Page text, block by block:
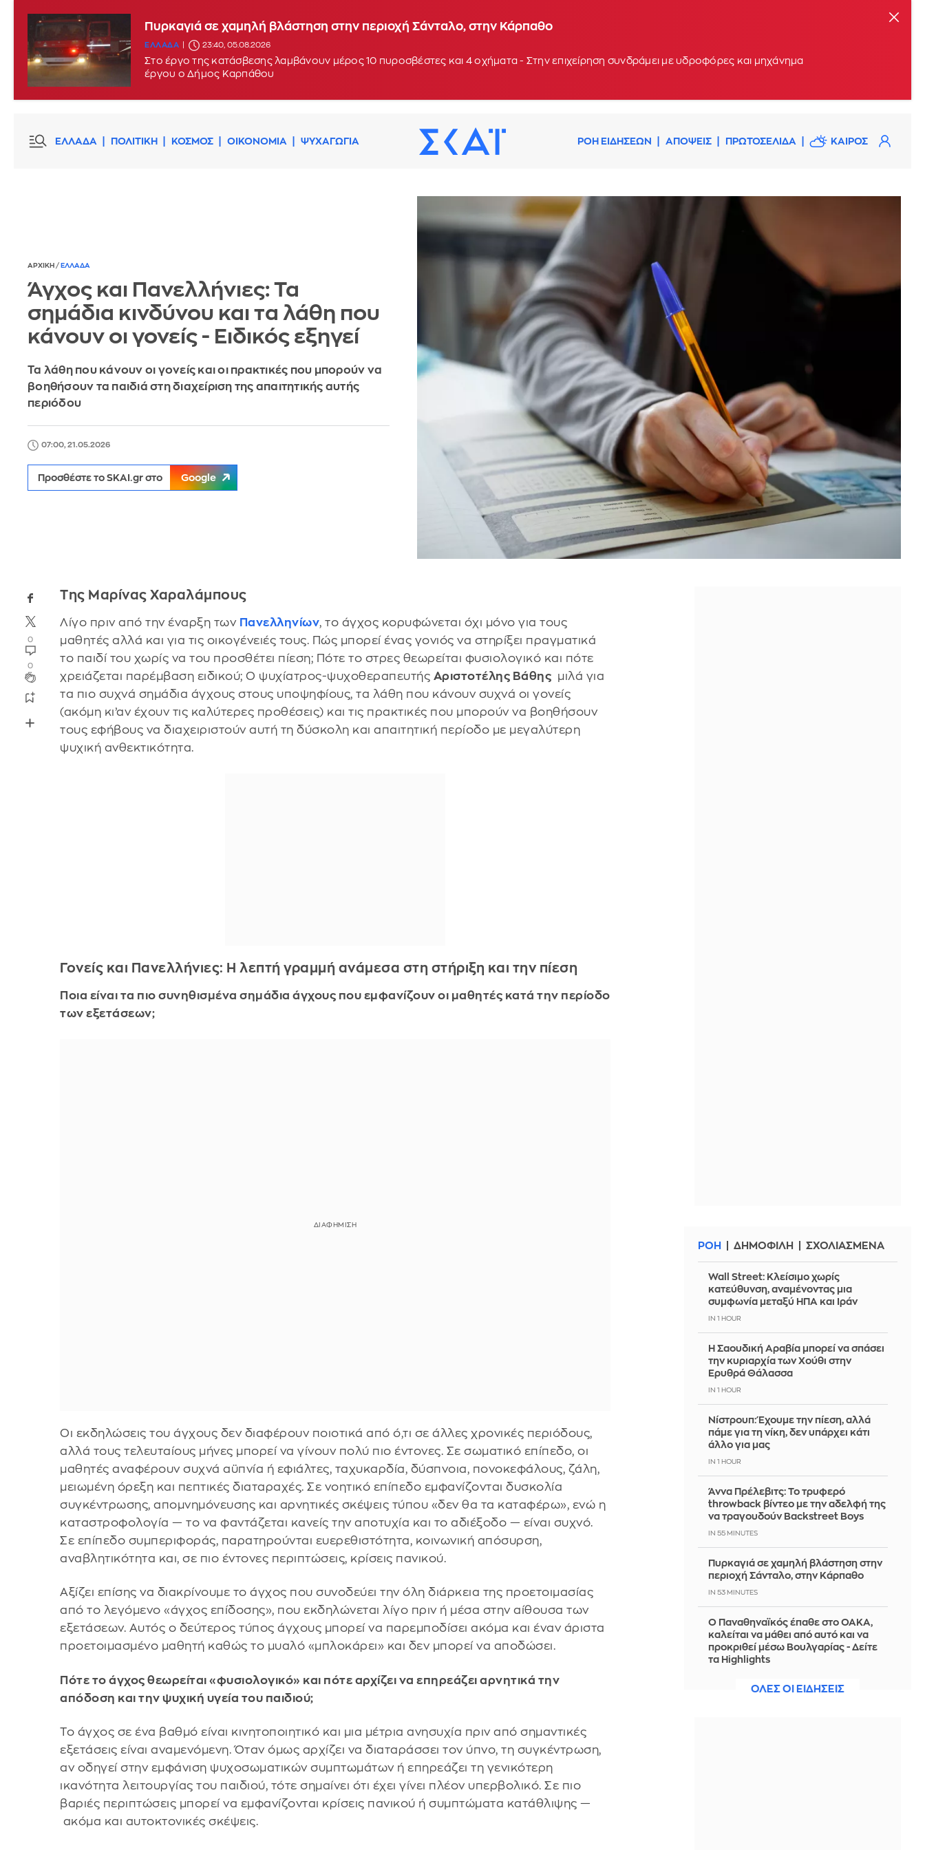
Πυρκαγιά σε χαμηλή βλάστηση στην περιοχή Σάνταλο, στην Κάρπαθο
ΕΛΛΑΔΑ 23:40, 05.08.2026
Στο έργο της κατάσβεσης λαμβάνουν μέρος 10 πυροσβέστες και 4 οχήματα - Στην επιχείρηση συνδράμει με υδροφόρες και μηχάνημα
έργου ο Δήμος Καρπάθου
ΕΛΛΑΔΑ ΠΟΛΙΤΙΚΗ ΚΟΣΜΟΣ ΟΙΚΟΝΟΜΙΑ ΨΥΧΑΓΩΓΙΑ ΡΟΗ ΕΙΔΗΣΕΩΝ ΑΠΟΨΕΙΣ ΠΡΩΤΟΣΕΛΙΔΑ ΚΑΙΡΟΣ
ΑΡΧΙΚΗ / ΕΛΛΑΔΑ
Άγχος και Πανελλήνιες: Τα
σημάδια κινδύνου και τα λάθη που
κάνουν οι γονείς - Ειδικός εξηγεί
Τα λάθη που κάνουν οι γονείς και οι πρακτικές που μπορούν να
βοηθήσουν τα παιδιά στη διαχείριση της απαιτητικής αυτής
περιόδου
07:00, 21.05.2026
Προσθέστε το SKAI.gr στο Google
0
0
Της Μαρίνας Χαραλάμπους
Λίγο πριν από την έναρξη των Πανελληνίων, το άγχος κορυφώνεται όχι μόνο για τους
μαθητές αλλά και για τις οικογένειές τους. Πώς μπορεί ένας γονιός να στηρίξει πραγματικά
το παιδί του χωρίς να του προσθέτει πίεση; Πότε το στρες θεωρείται φυσιολογικό και πότε
χρειάζεται παρέμβαση ειδικού; Ο ψυχίατρος-ψυχοθεραπευτής Αριστοτέλης Βάθης μιλά για
τα πιο συχνά σημάδια άγχους στους υποψηφίους, τα λάθη που κάνουν συχνά οι γονείς
(ακόμη κι’αν έχουν τις καλύτερες προθέσεις) και τις πρακτικές που μπορούν να βοηθήσουν
τους εφήβους να διαχειριστούν αυτή τη δύσκολη και απαιτητική περίοδο με μεγαλύτερη
ψυχική ανθεκτικότητα.
Γονείς και Πανελλήνιες: Η λεπτή γραμμή ανάμεσα στη στήριξη και την πίεση
Ποια είναι τα πιο συνηθισμένα σημάδια άγχους που εμφανίζουν οι μαθητές κατά την περίοδο
των εξετάσεων;
Οι εκδηλώσεις του άγχους δεν διαφέρουν ποιοτικά από ό,τι σε άλλες χρονικές περιόδους,
αλλά τους τελευταίους μήνες μπορεί να γίνουν πολύ πιο έντονες. Σε σωματικό επίπεδο, οι
μαθητές αναφέρουν συχνά αϋπνία ή εφιάλτες, ταχυκαρδία, δύσπνοια, πονοκεφάλους, ζάλη,
μειωμένη όρεξη και πεπτικές διαταραχές. Σε νοητικό επίπεδο εμφανίζονται δυσκολία
συγκέντρωσης, απομνημόνευσης και αρνητικές σκέψεις τύπου «δεν θα τα καταφέρω», ενώ η
καταστροφολογία — το να φαντάζεται κανείς την αποτυχία και το αδιέξοδο — είναι συχνό.
Σε επίπεδο συμπεριφοράς, παρατηρούνται ευερεθιστότητα, κοινωνική απόσυρση,
αναβλητικότητα και, σε πιο έντονες περιπτώσεις, κρίσεις πανικού.
Αξίζει επίσης να διακρίνουμε το άγχος που συνοδεύει την όλη διάρκεια της προετοιμασίας
από το λεγόμενο «άγχος επίδοσης», που εκδηλώνεται λίγο πριν ή μέσα στην αίθουσα των
εξετάσεων. Αυτός ο δεύτερος τύπος άγχους μπορεί να παρεμποδίσει ακόμα και έναν άριστα
προετοιμασμένο μαθητή καθώς το μυαλό «μπλοκάρει» και δεν μπορεί να αποδώσει.
Πότε το άγχος θεωρείται «φυσιολογικό» και πότε αρχίζει να επηρεάζει αρνητικά την
απόδοση και την ψυχική υγεία του παιδιού;
Το άγχος σε ένα βαθμό είναι κινητοποιητικό και μια μέτρια ανησυχία πριν από σημαντικές
εξετάσεις είναι αναμενόμενη. Όταν όμως αρχίζει να διαταράσσει τον ύπνο, τη συγκέντρωση,
αν οδηγεί στην εμφάνιση ψυχοσωματικών συμπτωμάτων ή επηρεάζει τη γενικότερη
ικανότητα λειτουργίας του παιδιού, τότε σημαίνει ότι έχει γίνει πλέον υπερβολικό. Σε πιο
βαριές περιπτώσεις μπορεί να εμφανίζονται κρίσεις πανικού ή συμπτώματα κατάθλιψης —
ακόμα και αυτοκτονικές σκέψεις.
ΡΟΗ ΔΗΜΟΦΙΛΗ ΣΧΟΛΙΑΣΜΕΝΑ
Wall Street: Κλείσιμο χωρίς
κατεύθυνση, αναμένοντας μια
συμφωνία μεταξύ ΗΠΑ και Ιράν
IN 1 HOUR
Η Σαουδική Αραβία μπορεί να σπάσει
την κυριαρχία των Χούθι στην
Ερυθρά Θάλασσα
IN 1 HOUR
Νίστρουπ: Έχουμε την πίεση, αλλά
πάμε για τη νίκη, δεν υπάρχει κάτι
άλλο για μας
IN 1 HOUR
Άννα Πρέλεβιτς: Το τρυφερό
throwback βίντεο με την αδελφή της
να τραγουδούν Backstreet Boys
IN 54 MINUTES
Πυρκαγιά σε χαμηλή βλάστηση στην
περιοχή Σάνταλο, στην Κάρπαθο
IN 53 MINUTES
Ο Παναθηναϊκός έπαθε στο ΟΑΚΑ,
καλείται να μάθει από αυτό και να
προκριθεί μέσω Βουλγαρίας - Δείτε
τα Highlights
ΟΛΕΣ ΟΙ ΕΙΔΗΣΕΙΣ